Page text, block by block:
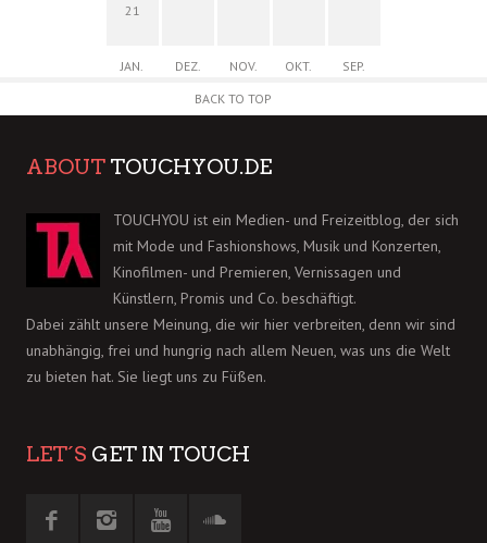
21
JAN. DEZ. NOV. OKT.
SEP.
BACK TO TOP
ABOUT TOUCHYOU.DE
TOUCHYOU ist ein Medien- und Freizeitblog, der sich
mit Mode und Fashionshows, Musik und Konzerten,
Kinofilmen- und Premieren, Vernissagen und
Künstlern, Promis und Co. beschäftigt.
Dabei zählt unsere Meinung, die wir hier verbreiten, denn wir sind
unabhängig, frei und hungrig nach allem Neuen, was uns die Welt
zu bieten hat. Sie liegt uns zu Füßen.
LET´S GET IN TOUCH